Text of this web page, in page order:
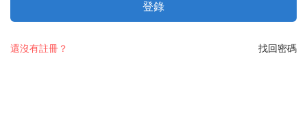
登錄
找回密碼
還沒有註冊？